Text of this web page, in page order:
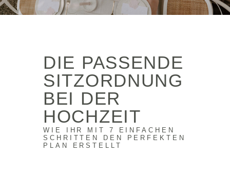
DIE PASSENDE
SITZORDNUNG
BEI DER
HOCHZEIT
WIE IHR MIT 7 EINFACHEN
SCHRITTEN DEN PERFEKTEN
PLAN ERSTELLT